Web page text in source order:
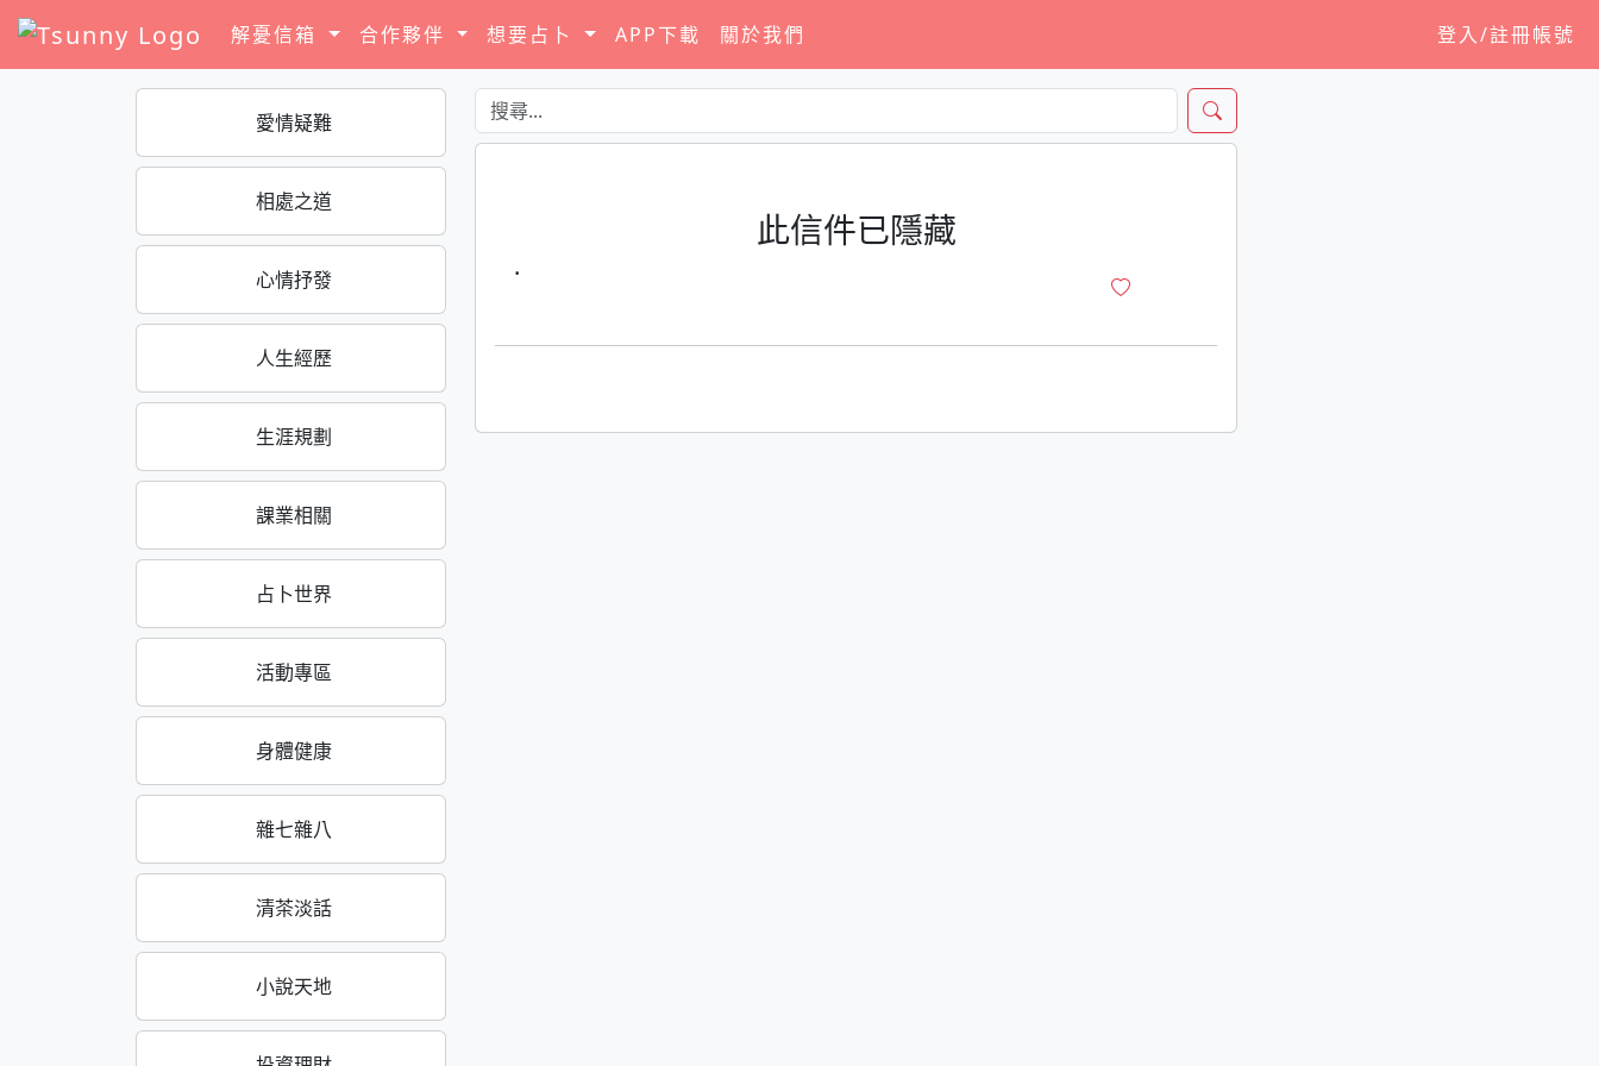
解憂信箱 合作夥伴 想要占卜 APP下載 關於我們 登入/註冊帳號
愛情疑難
相處之道
心情抒發
人生經歷
生涯規劃
課業相關
占卜世界
活動專區
身體健康
雜七雜八
清茶淡話
小說天地
此信件已隱藏
·